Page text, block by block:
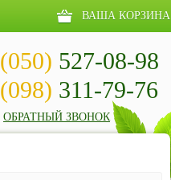
ВАША КОРЗИНА
(050) 527-08-98
(098) 311-79-76
ОБРАТНЫЙ ЗВОНОК